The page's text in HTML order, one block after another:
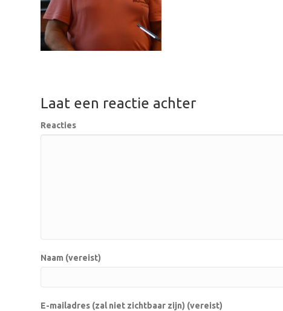
Laat een reactie achter
Reacties
Naam (vereist)
E-mailadres (zal niet zichtbaar zijn) (vereist)